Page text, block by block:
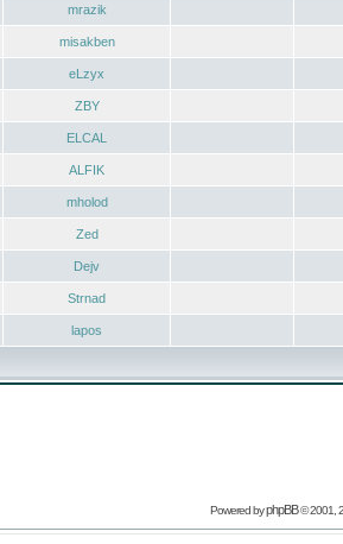
mrazik
misakben
eLzyx
ZBY
ELCAL
ALFIK
mholod
Zed
Dejv
Strnad
lapos
Powered byphpBB© 2001,